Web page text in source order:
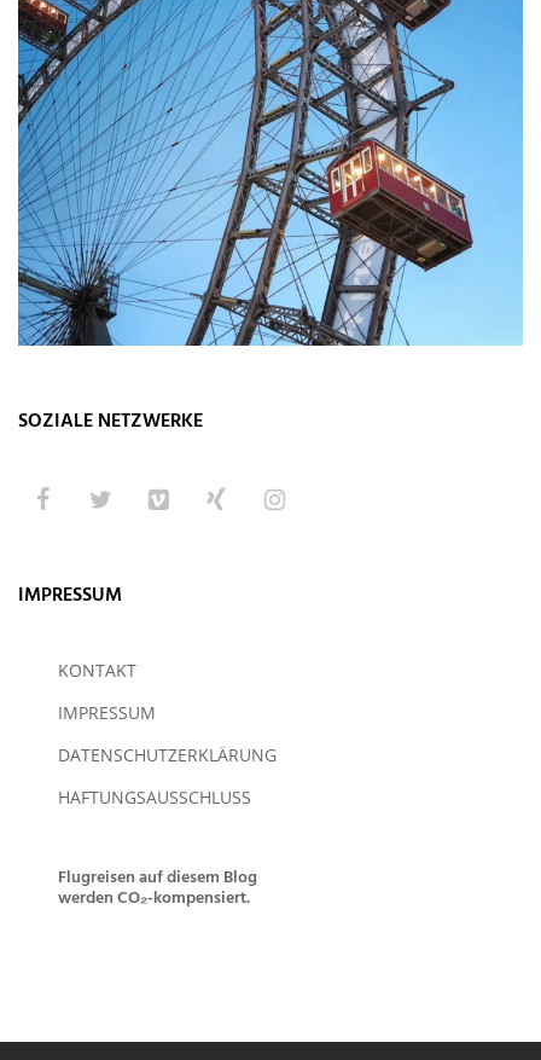
SOZIALE NETZWERKE
IMPRESSUM
KONTAKT
IMPRESSUM
DATENSCHUTZERKLÄRUNG
HAFTUNGSAUSSCHLUSS
Flugreisen auf diesem Blog
werden CO₂-kompensiert.